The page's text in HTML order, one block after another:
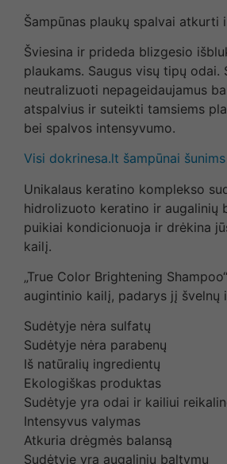
Šampūnas plaukų spalvai atkurti
Šviesina ir prideda blizgesio
plaukams. Saugus visų tipų odai.
neutralizuoti nepageidaujamus
atspalvius ir suteikti tamsiems
bei spalvos intensyvumo.
Visi dokrinesa.lt šampūnai
Unikalaus keratino komplekso
hidrolizuoto keratino ir augalinių
puikiai kondicionuoja ir drėkina
kailį.
„True Color Brightening
augintinio kailį, padarys jį švelnų
Sudėtyje nėra sulfatų
Sudėtyje nėra parabenų
Iš natūralių ingredientų
Ekologiškas produktas
Sudėtyje yra odai ir kailiui
Intensyvus valymas
Atkuria drėgmės balansą
Sudėtyje yra augalinių baltymų